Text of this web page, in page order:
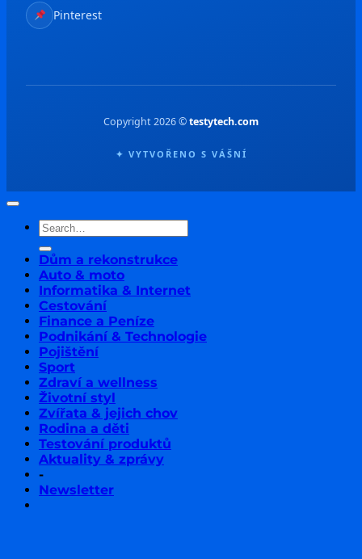
Pinterest
Copyright 2026 ©testytech.com
✦ VYTVOŘENO S VÁŠNÍ
Dům a rekonstrukce
Auto & moto
Informatika & Internet
Cestování
Finance a Peníze
Podnikání & Technologie
Pojištění
Sport
Zdraví a wellness
Životní styl
Zvířata & jejich chov
Rodina a děti
Testování produktů
Aktuality & zprávy
-
Newsletter